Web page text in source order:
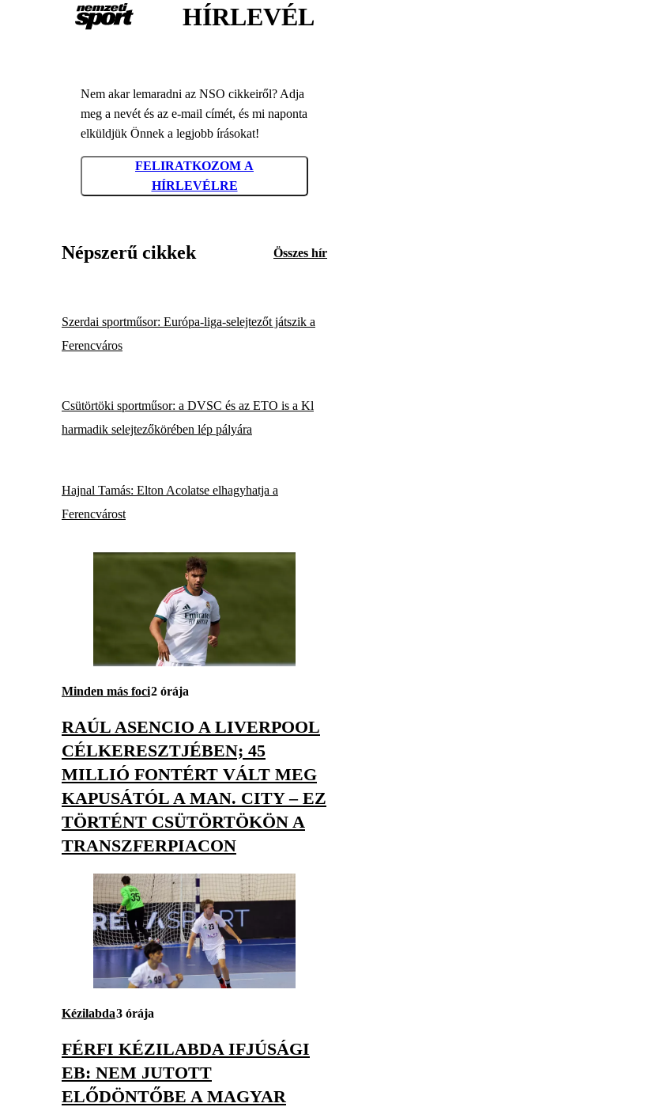
HÍRLEVÉL
Nem akar lemaradni az NSO cikkeiről? Adja
meg a nevét és az e-mail címét, és mi naponta
elküldjük Önnek a legjobb írásokat!
FELIRATKOZOM A
HÍRLEVÉLRE
Népszerű cikkek Összes hír
Szerdai sportműsor: Európa-liga-selejtezőt játszik a
Ferencváros
Csütörtöki sportműsor: a DVSC és az ETO is a Kl
harmadik selejtezőkörében lép pályára
Hajnal Tamás: Elton Acolatse elhagyhatja a
Ferencvárost
Minden más foci2 órája
RAÚL ASENCIO A LIVERPOOL
CÉLKERESZTJÉBEN; 45
MILLIÓ FONTÉRT VÁLT MEG
KAPUSÁTÓL A MAN. CITY – EZ
TÖRTÉNT CSÜTÖRTÖKÖN A
TRANSZFERPIACON
Kézilabda3 órája
FÉRFI KÉZILABDA IFJÚSÁGI
EB: NEM JUTOTT
ELŐDÖNTŐBE A MAGYAR